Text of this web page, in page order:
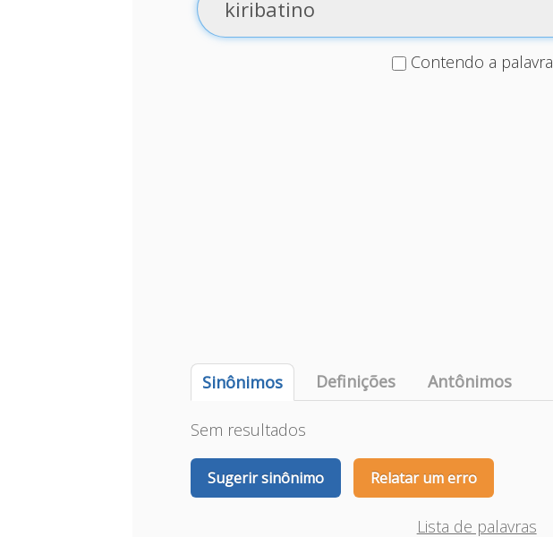
Contendo a palavra
Sinônimos Definições Antônimos
Sem resultados
Sugerir sinônimo Relatar um erro
Lista de palavras